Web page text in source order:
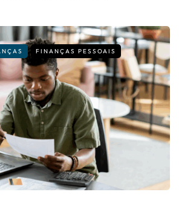
FINANÇAS PESSOAIS